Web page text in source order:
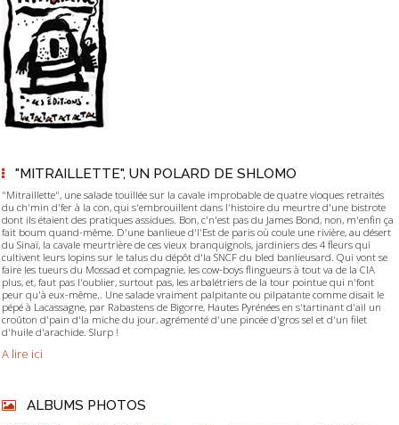
"MITRAILLETTE", UN POLARD DE SHLOMO
"Mitraillette", une salade touillée sur la cavale improbable de quatre vioques retraités
du ch'min d'fer à la con, qui s'embrouillent dans l'histoire du meurtre d'une bistrote
dont ils étaient des pratiques assidues. Bon, c'n'est pas du James Bond, non, m'enfin ça
fait boum quand-même. D'une banlieue d'l'Est de paris où coule une rivière, au désert
du Sinaï, la cavale meurtrière de ces vieux branquignols, jardiniers des 4 fleurs qui
cultivent leurs lopins sur le talus du dépôt d'la SNCF du bled banlieusard. Qui vont se
faire les tueurs du Mossad et compagnie, les cow-boys flingueurs à tout va de la CIA
plus, et, faut pas l'oublier, surtout pas, les arbalétriers de la tour pointue qui n'font
peur qu'à eux-même.. Une salade vraiment palpitante ou pilpatante comme disait le
pépé à Lacassagne, par Rabastens de Bigorre, Hautes Pyrénées en s'tartinant d'ail un
croûton d'pain d'la miche du jour, agrémenté d'une pincée d'gros sel et d'un filet
d'huile d'arachide. Slurp !
A lire ici
ALBUMS PHOTOS